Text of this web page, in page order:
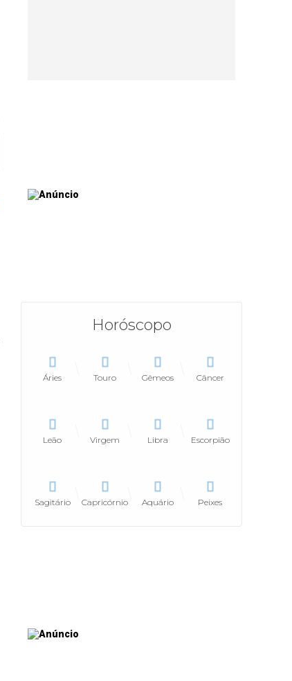
Horóscopo
Áries Touro Gêmeos Câncer
Leão Virgem Libra Escorpião
Sagitário Capricórnio Aquário Peixes